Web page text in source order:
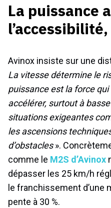
La puissance
Avinox insiste sur une
La vitesse détermine le
puissance est la force
accélérer, surtout à
situations exigeantes
les ascensions
d’obstacles».
comme le M2S d’Avinox
dépasser les 25 km/h
le franchissement d’une
pente à 30 %.